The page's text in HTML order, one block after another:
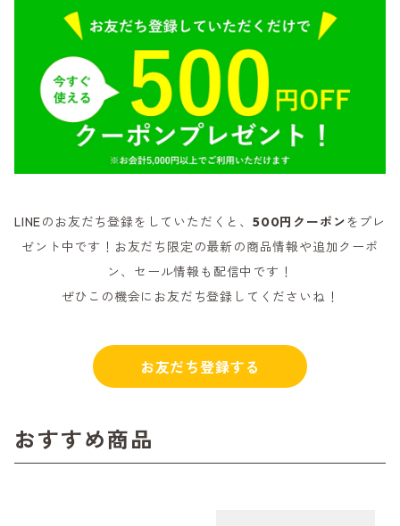
LINEのお友だち登録をしていただくと、500円クーポンをプレ
ゼント中です！お友だち限定の最新の商品情報や追加クーポ
ン、セール情報も配信中です！
ぜひこの機会にお友だち登録してくださいね！
お友だち登録する
おすすめ商品